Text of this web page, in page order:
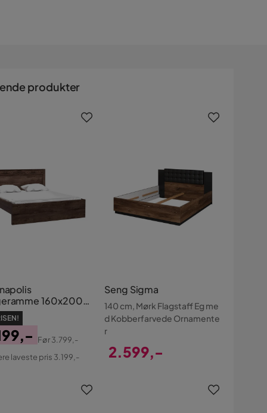
produkter
160x200
Før3.799,-
laveste pris 3.199,-
Seng Sigma
140 cm, Mørk Flagstaff Eg me
d Kobberfarvede Ornamente
r
2.599,-